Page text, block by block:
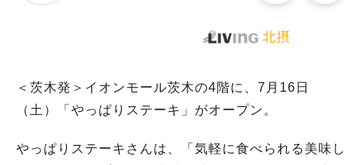
＜茨木発＞イオンモール茨木の4階に、7月16日
（土）「やっぱりステーキ」がオープン。
やっぱりステーキさんは、「気軽に食べられる美味し